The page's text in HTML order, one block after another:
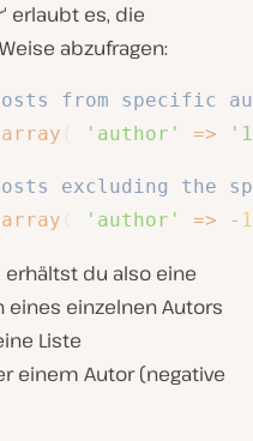
erlaubt es, die
abzufragen:
from specific
array 'author' =>
excluding the
array 'author' => - 1
du also eine
einzelnen Autors
Liste
einem Autor (negative